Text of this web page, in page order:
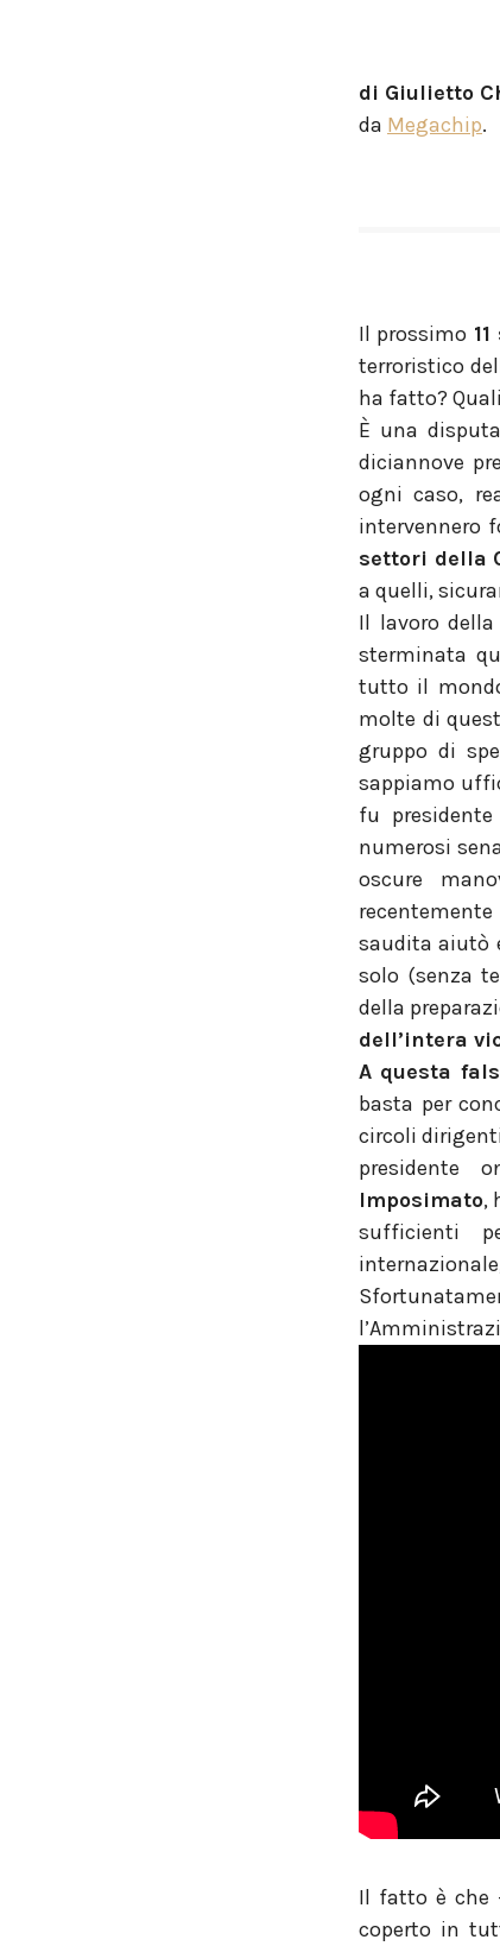
di Giulietto
da Megachip.
Il prossimo
terroristico
ha fatto?
È una
diciannove
ogni caso,
intervennero
settori della
a quelli,
Il lavoro della
sterminata
tutto il
molte di
gruppo di
sappiamo
fu
numerosi
oscure
saudita aiutò
solo (senza
della
dell’intera
A questa
basta per
circoli
presidente
Imposimato,
sufficienti
Il fatto è
coperto in